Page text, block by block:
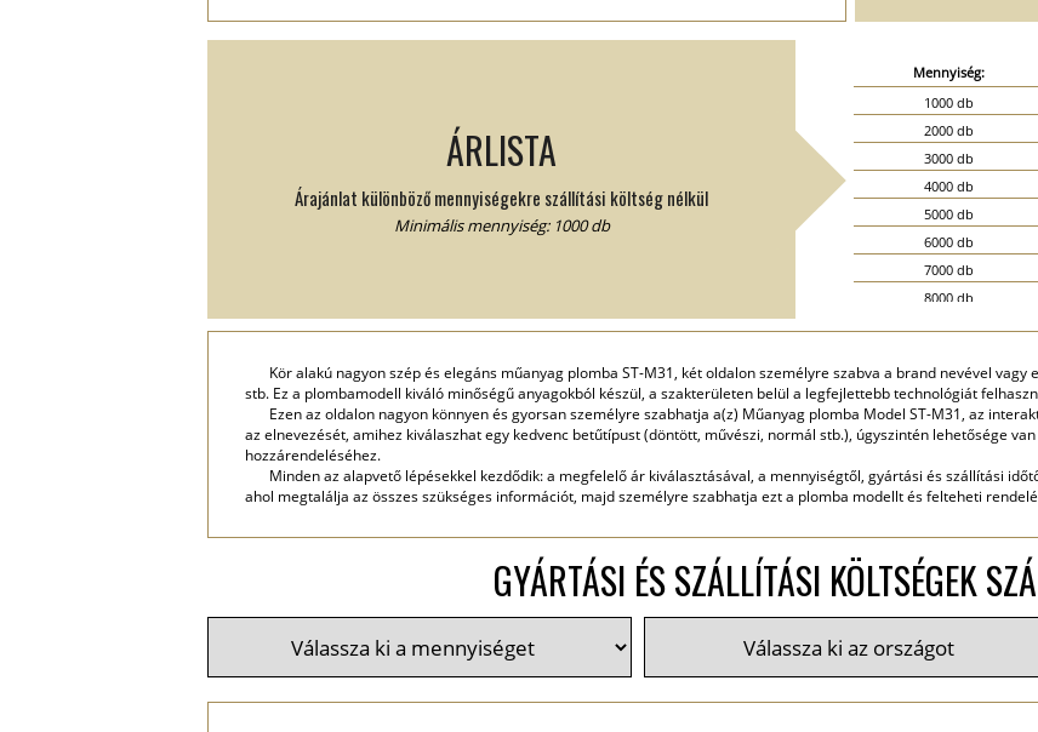
ÁRLISTA
Árajánlat különböző mennyiségekre szállítási költség nélkül
Minimális mennyiség: 1000 db
Mennyiség:
1000 db
2000 db
3000 db
4000 db
5000 db
6000 db
7000 db
8000 db
15000 db
20000 db
Kör alakú nagyon szép és elegáns műanyag plomba ST-M31, két oldalon személyre szabva a brand nevével
stb. Ez a plombamodell kiváló minőségű anyagokból készül, a szakterületen belül a legfejlettebb technológiát
Ezen az oldalon nagyon könnyen és gyorsan személyre szabhatja a(z) Műanyag plomba Model ST-M31, az
az elnevezését, amihez kiválaszhat egy kedvenc betűtípust (döntött, művészi, normál stb.), úgyszintén lehetősége
hozzárendeléséhez.
Minden az alapvető lépésekkel kezdődik: a megfelelő ár kiválasztásával, a mennyiségtől, gyártási és szállítási
ahol megtalálja az összes szükséges információt, majd személyre szabhatja ezt a plomba modellt és felteheti
GYÁRTÁSI ÉS SZÁLLÍTÁSI KÖLTSÉGEK